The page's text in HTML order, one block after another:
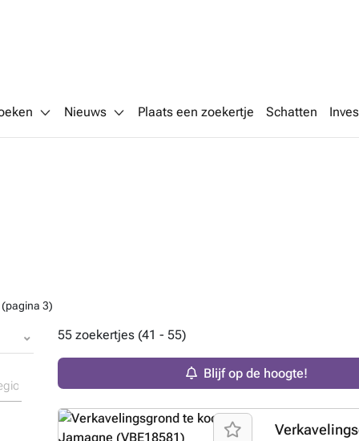
Nieuws Plaats een zoekertje Schatten
(pagina 3)
55 zoekertjes (41 - 55)
Blijf op de hoogte!